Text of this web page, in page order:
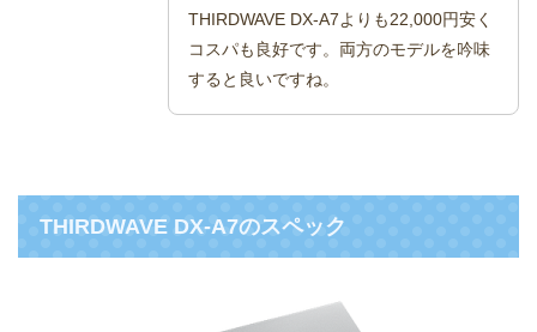
THIRDWAVE DX-A7よりも22,000円安く
コスパも良好です。両方のモデルを吟味
すると良いですね。
THIRDWAVE DX-A7のスペック